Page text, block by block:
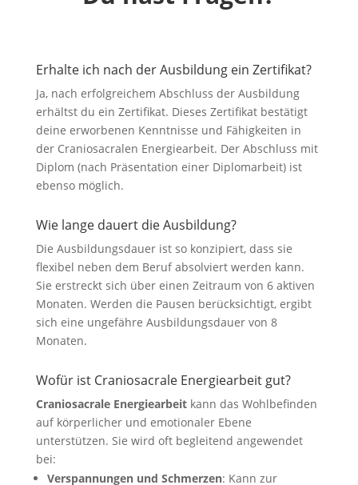
Erhalte ich nach der Ausbildung ein Zertifikat?
Ja, nach erfolgreichem Abschluss der Ausbildung
erhältst du ein Zertifikat. Dieses Zertifikat bestätigt
deine erworbenen Kenntnisse und Fähigkeiten in
der Craniosacralen Energiearbeit. Der Abschluss mit
Diplom (nach Präsentation einer Diplomarbeit) ist
ebenso möglich.
Wie lange dauert die Ausbildung?
Die Ausbildungsdauer ist so konzipiert, dass sie
flexibel neben dem Beruf absolviert werden kann.
Sie erstreckt sich über einen Zeitraum von 6 aktiven
Monaten. Werden die Pausen berücksichtigt, ergibt
sich eine ungefähre Ausbildungsdauer von 8
Monaten.
Wofür ist Craniosacrale Energiearbeit gut?
Craniosacrale Energiearbeitkann das Wohlbefinden
auf körperlicher und emotionaler Ebene
unterstützen. Sie wird oft begleitend angewendet
bei:
Verspannungen und Schmerzen: Kann zur